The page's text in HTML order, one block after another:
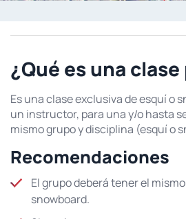
¿Qué es una
Es una clase exclusiva de esquí o
un instructor, para una y/o hasta
mismo grupo y disciplina (esquí o
Recomendaciones
El grupo deberá tener el
snowboard.